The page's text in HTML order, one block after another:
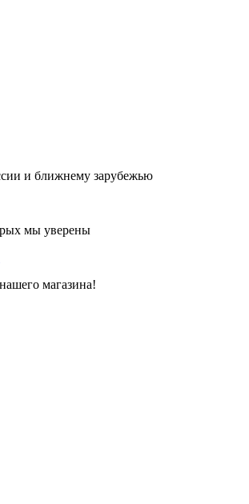
и ближнему зарубежью
мы уверены
магазина!